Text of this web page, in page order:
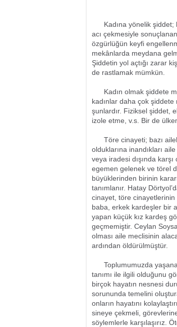
Kadına yönelik şiddet;
acı çekmesiyle
özgürlüğün keyfi
mekânlarda meydana
Şiddetin yol açtığı zarar
de rastlamak mümkün.
Kadın olmak şiddete
kadınlar daha çok şiddete
şunlardır. Fiziksel şiddet,
izole etme, v.s. Bir de
Töre cinayeti; bazı
olduklarına inandıkları
veya iradesi dışında
egemen gelenek ve törel
büyüklerinden birinin
tanımlanır. Hatay
cinayet, töre cinayetlerinin
baba, erkek kardeşler bir
yapan küçük kız kardeş
geçmemiştir. Ceylan
olması aile meclisinin
ardından öldürülmüştür.
Toplumumuzda yaşanan
tanımı ile ilgili olduğunu
birçok hayatın nesnesi
sorununda temelini
onların hayatını
sineye çekmeli,
söylemlerle karşılaşırız.